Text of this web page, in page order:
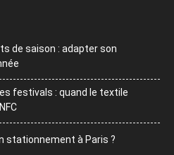
de saison : adapter son
festivals : quand le textile
stationnement à Paris ?